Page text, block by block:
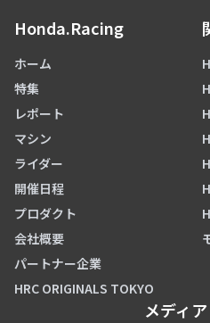
Honda.Racing
ホーム
特集
レポート
マシン
ライダー
開催日程
プロダクト
会社概要
パートナー企業
HRC ORIGINALS TOKYO
メディ